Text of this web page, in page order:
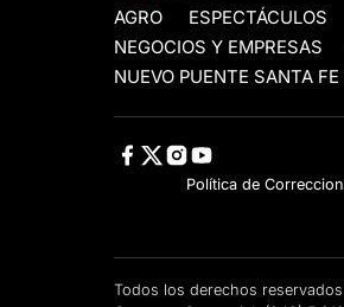
AGRO
ESPECTÁCULOS
NEGOCIOS Y EMPRESAS
NUEVO PUENTE SANTA
Política de
Todos los derechos